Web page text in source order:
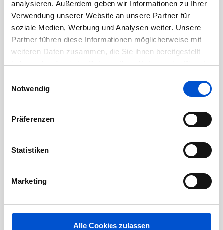
analysieren. Außerdem geben wir Informationen zu Ihrer
Verwendung unserer Website an unsere Partner für
soziale Medien, Werbung und Analysen weiter. Unsere
Partner führen diese Informationen möglicherweise mit
weiteren Daten zusammen, die Sie ihnen bereitgestellt
haben oder die sie im Rahmen Ihrer Nutzung der Dienste
Notwendig
Präferenzen
Statistiken
Marketing
Alle Cookies zulassen
Mai 2020
April 2020
März 2020
Dezember 2019
Oktober 2019
August 2019
Juni 2019